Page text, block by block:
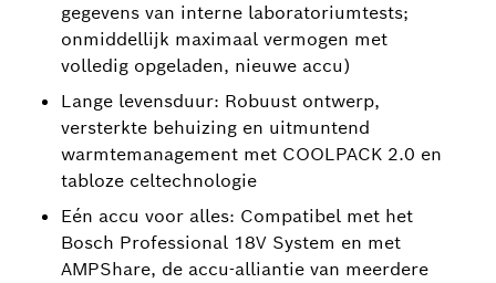
gegevens van interne laboratoriumtests;
onmiddellijk maximaal vermogen met
volledig opgeladen, nieuwe accu)
Lange levensduur: Robuust ontwerp,
versterkte behuizing en uitmuntend
warmtemanagement met COOLPACK 2.0 en
tabloze celtechnologie
Eén accu voor alles: Compatibel met het
Bosch Professional 18V System en met
AMPShare, de accu-alliantie van meerdere